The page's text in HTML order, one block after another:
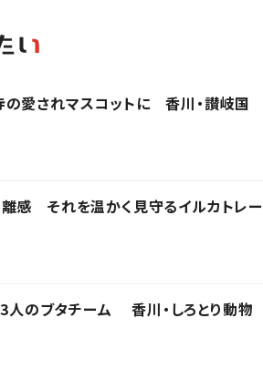
愛されマスコットに 香川・讃岐国
感 それを温かく見守るイルカトレー
3人のブタチーム 香川・しろとり動物